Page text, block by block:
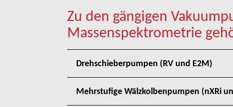
Zu den gängigen
Massenspektrometrie
Drehschieberpumpen (RV und E2M)
Mehrstufige Wälzkolbenpumpen (nXRi